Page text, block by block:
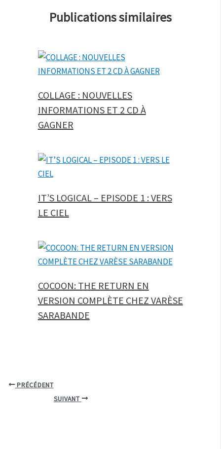
Publications similaires
COLLAGE : NOUVELLES
INFORMATIONS ET 2 CD À
GAGNER
IT’S LOGICAL – EPISODE 1 : VERS
LE CIEL
COCOON: THE RETURN EN
VERSION COMPLÈTE CHEZ VARÈSE
SARABANDE
PRÉCÉDENT
SUIVANT